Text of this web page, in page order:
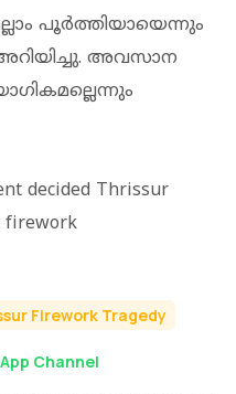
പൂര്‍ത്തിയായെന്നും
അവസാന
decided Thrissur
firework
Firework Tragedy
Channel